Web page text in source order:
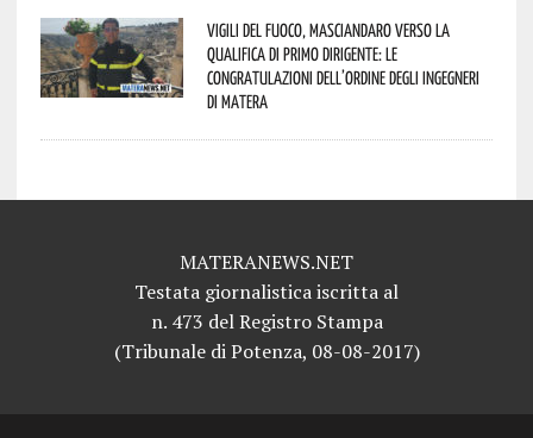
Vigili del Fuoco, Masciandaro verso la
qualifica di Primo Dirigente: le
congratulazioni dell’Ordine degli Ingegneri
di Matera
MATERANEWS.NET
Testata giornalistica iscritta al
n. 473 del Registro Stampa
(Tribunale di Potenza, 08-08-2017)